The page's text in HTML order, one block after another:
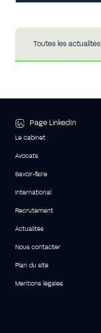
Toutes les actualités
Page LinkedIn
Le cabinet
Avocats
Savoir-faire
International
Recrutement
Actualités
Nous contacter
Plan du site
Mentions légales